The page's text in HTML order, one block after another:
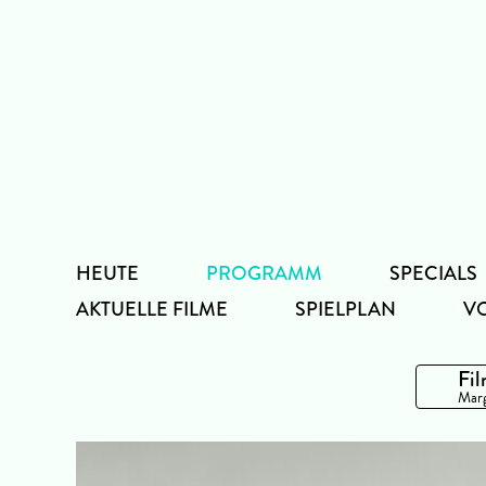
HEUTE
PROGRAMM
AKTUELLE FILME
SPIELPLAN
SPECIALS